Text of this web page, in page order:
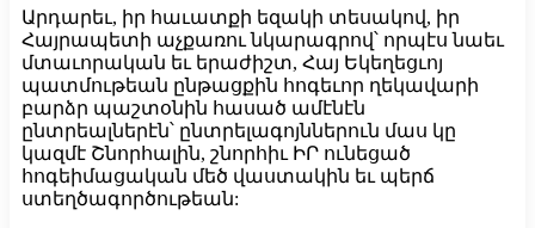
Արդարեւ, իր հաւատքի եզակի տեսակով, իր
Հայրապետի աչքառու նկարագրով՝ որպէս նաեւ
մտաւորական եւ երաժիշտ, Հայ Եկեղեցւոյ
պատմութեան ընթացքին հոգեւոր ղեկավարի
բարձր պաշտօնին հասած ամէնէն
ընտրեալներէն՝ ընտրելագոյններուն մաս կը
կազմէ Շնորհալին, շնորհիւ ԻՐ ունեցած
հոգեիմացական մեծ վաստակին եւ պերճ
ստեղծագործութեան: